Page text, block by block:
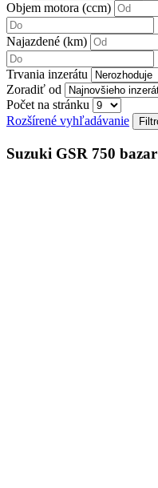
Objem motora (ccm)
Najazdené (km)
Trvania inzerátu
Zoradiť od
Počet na stránku
Rozšírené vyhľadávanie
Suzuki GSR 750 bazar